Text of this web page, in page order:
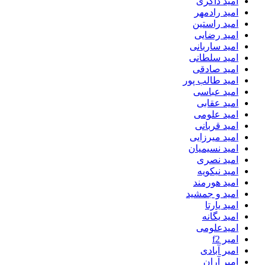
امید رادمهر
امید راستین
امید رضایی
امید ساربانی
امید سلطانی
امید صادقی
امید طالب پور
امید عباسی
امید عقابی
امید علومی
امید قربانی
امید میرزایی
امید نسیمیان
امید نصری
امید نیکویه
امید هورمند
امید و جمشید
امید یارتا
امید یگانه
امیدعلومی
امیر f2
امیر آبادی
امیر آران